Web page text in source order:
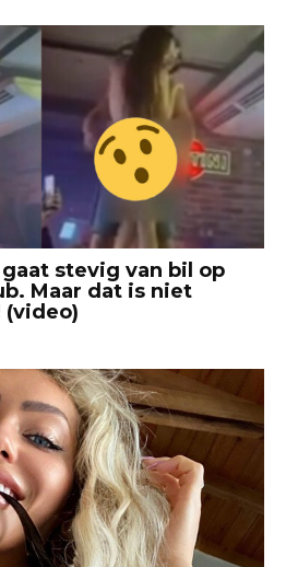
stevig van bil op
Maar dat is niet
(video)